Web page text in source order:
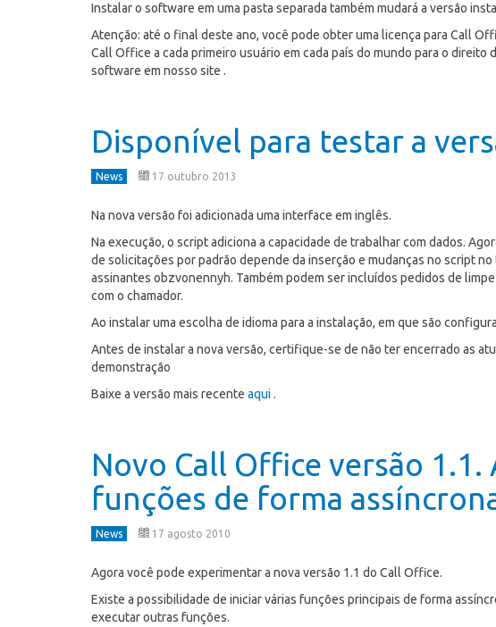
Instalar o software em uma pasta separada também mudará a versão
Atenção: até o final deste ano, você pode obter uma licença para Call
Call Office a cada primeiro usuário em cada país do mundo para o
software em nosso site .
Disponível para testar a
News 17 outubro 2013
Na nova versão foi adicionada uma interface em inglês.
Na execução, o script adiciona a capacidade de trabalhar com dados.
de solicitações por padrão depende da inserção e mudanças no script
assinantes obzvonennyh. Também podem ser incluídos pedidos de
com o chamador.
Ao instalar uma escolha de idioma para a instalação, em que são
Antes de instalar a nova versão, certifique-se de não ter encerrado as
demonstração
Baixe a versão mais recente aqui.
Novo Call Office versão
funções de forma
News 17 agosto 2010
Agora você pode experimentar a nova versão 1.1 do Call Office.
Existe a possibilidade de iniciar várias funções principais de forma
executar outras funções.